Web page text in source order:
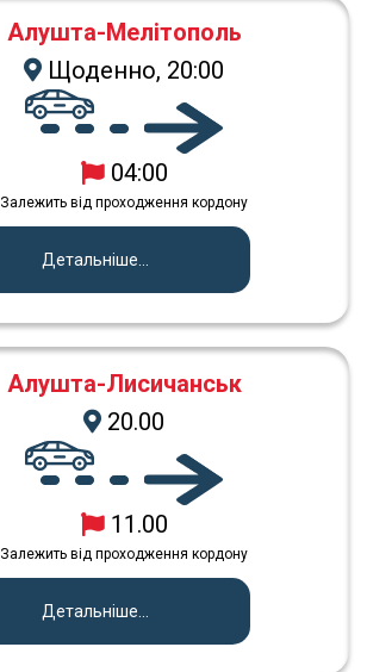
Алушта-Мелітополь
Щоденно, 20:00
04:00
Залежить від проходження кордону
Детальніше...
Алушта-Лисичанськ
20.00
11.00
Залежить від проходження кордону
Детальніше...